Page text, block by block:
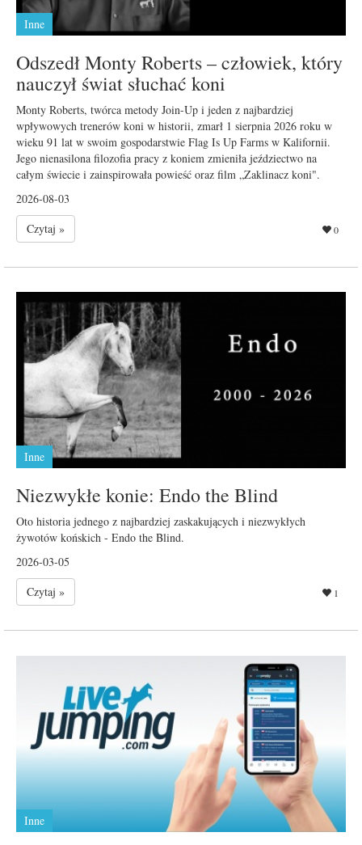
Inne
Odszedł Monty Roberts – człowiek, który
nauczył świat słuchać koni
Monty Roberts, twórca metody Join-Up i jeden z najbardziej
wpływowych trenerów koni w historii, zmarł 1 sierpnia 2026 roku w
wieku 91 lat w swoim gospodarstwie Flag Is Up Farms w Kalifornii.
Jego nienasilona filozofia pracy z koniem zmieniła jeździectwo na
całym świecie i zainspirowała powieść oraz film „Zaklinacz koni".
2026-08-03
Czytaj »
0
Inne
Niezwykłe konie: Endo the Blind
Oto historia jednego z najbardziej zaskakujących i niezwykłych
żywotów końskich - Endo the Blind.
2026-03-05
Czytaj »
1
Inne